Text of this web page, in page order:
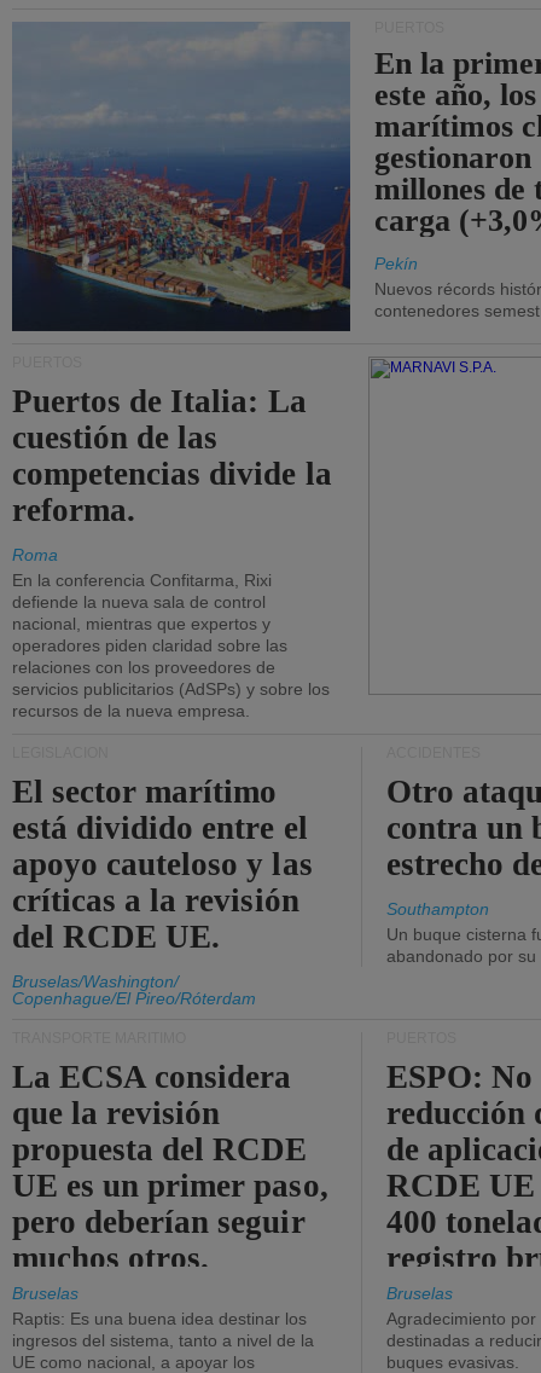
En la
este año,
marítimos
gestionaron
millones de
carga
Pekín
Nuevos récords
contenedores
Puertos de Italia: La
cuestión de las
competencias divide la
reforma.
Roma
En la conferencia Confitarma, Rixi
defiende la nueva sala de control
nacional, mientras que expertos y
operadores piden claridad sobre las
relaciones con los proveedores de
servicios publicitarios (AdSPs) y sobre los
recursos de la nueva empresa.
El sector marítimo
está dividido entre el
apoyo cauteloso y las
críticas a la revisión
del RCDE UE.
Bruselas/Washington/
Copenhague/El Pireo/Róterdam
Otro
contra un
estrecho
Southampton
Un buque cisterna
abandonado por su
La ECSA considera
que la revisión
propuesta del RCDE
UE es un primer paso,
pero deberían seguir
muchos otros.
Bruselas
Raptis: Es una buena idea destinar los
ingresos del sistema, tanto a nivel de la
UE como nacional, a apoyar los
ESPO: No
reducción
de
RCDE UE
400
registro
Bruselas
Agradecimiento
destinadas a
buques evasivas.